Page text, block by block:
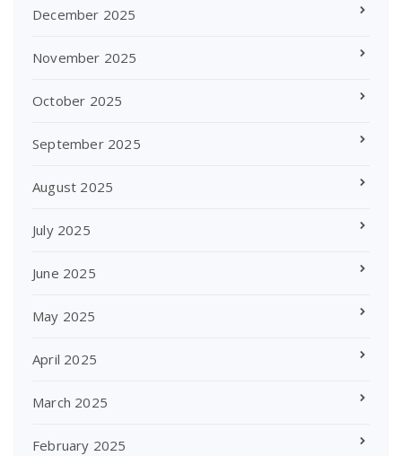
December 2025
November 2025
October 2025
September 2025
August 2025
July 2025
June 2025
May 2025
April 2025
March 2025
February 2025